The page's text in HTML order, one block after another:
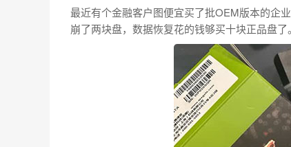
最近有个金融客户图便宜买了批OEM版本的企
崩了两块盘，数据恢复花的钱够买十块正品盘了。